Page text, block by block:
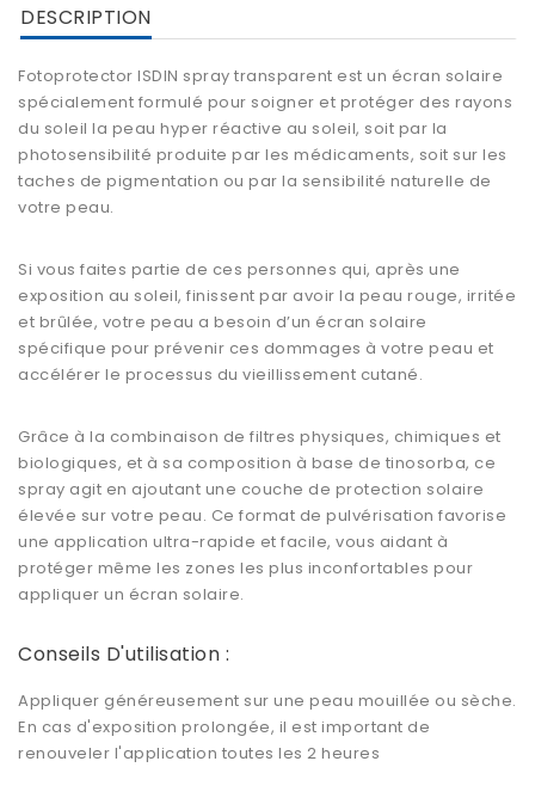
DESCRIPTION
Fotoprotector ISDIN spray transparent est un écran solaire
spécialement formulé pour soigner et protéger des rayons
du soleil la peau hyper réactive au soleil, soit par la
photosensibilité produite par les médicaments, soit sur les
taches de pigmentation ou par la sensibilité naturelle de
votre peau.
Si vous faites partie de ces personnes qui, après une
exposition au soleil, finissent par avoir la peau rouge, irritée
et brûlée, votre peau a besoin d’un écran solaire
spécifique pour prévenir ces dommages à votre peau et
accélérer le processus du vieillissement cutané.
Grâce à la combinaison de filtres physiques, chimiques et
biologiques, et à sa composition à base de tinosorba, ce
spray agit en ajoutant une couche de protection solaire
élevée sur votre peau. Ce format de pulvérisation favorise
une application ultra-rapide et facile, vous aidant à
protéger même les zones les plus inconfortables pour
appliquer un écran solaire.
Conseils D'utilisation :
Appliquer généreusement sur une peau mouillée ou sèche.
En cas d'exposition prolongée, il est important de
renouveler l'application toutes les 2 heures